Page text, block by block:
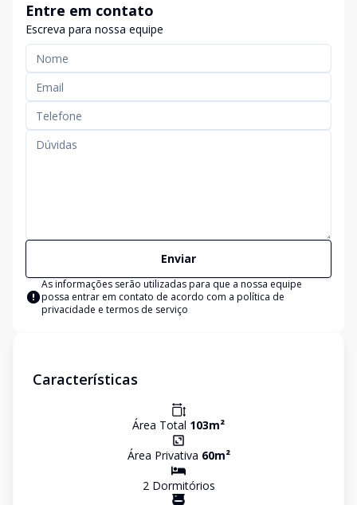
Entre em contato
Escreva para nossa equipe
Enviar
As informações serão utilizadas para que a nossa equipe
possa entrar em contato de acordo com a política de
privacidade e termos de serviço
Características
Área Total 103m²
Área Privativa 60m²
2Dormitórios